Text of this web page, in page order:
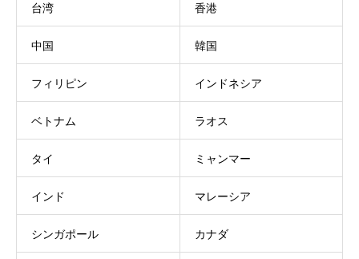
台湾 香港
中国 韓国
フィリピン インドネシア
ベトナム ラオス
タイ ミャンマー
インド マレーシア
シンガポール カナダ